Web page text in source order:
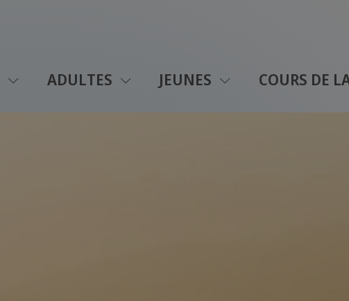
ADULTES JEUNES COURS DE